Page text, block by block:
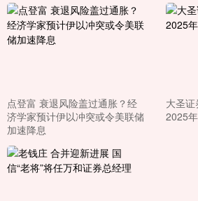
点登富 衰退风险盖过通胀？经
济学家预计伊以冲突或令美联储
加速降息
大圣
2025